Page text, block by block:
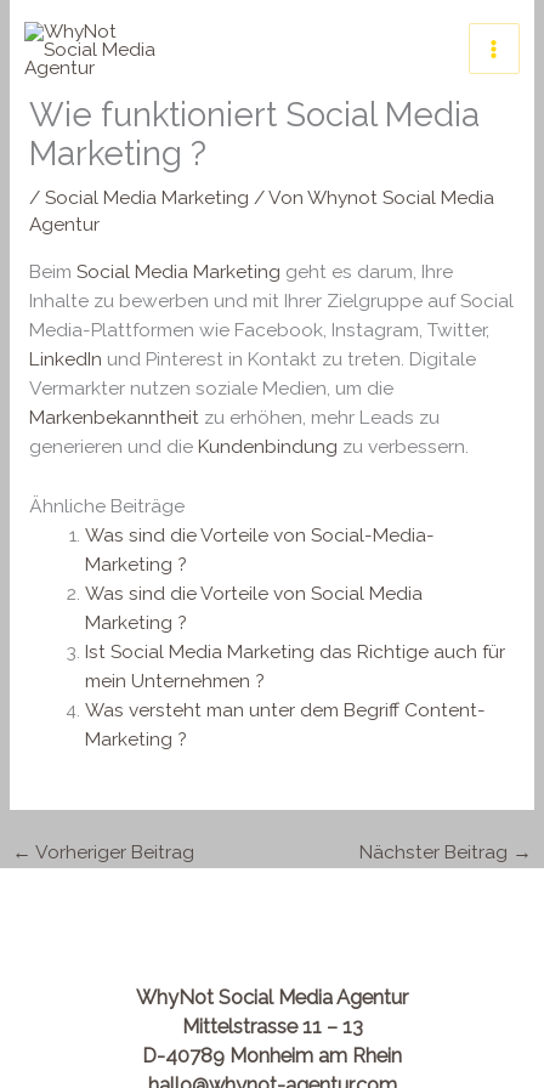
Inhalt
springen
Wie funktioniert Social Media
Marketing ?
/ Social Media Marketing / Von Whynot Social Media
Agentur
Beim Social Media Marketing geht es darum, Ihre
Inhalte zu bewerben und mit Ihrer Zielgruppe auf Social
Media-Plattformen wie Facebook, Instagram, Twitter,
LinkedIn und Pinterest in Kontakt zu treten. Digitale
Vermarkter nutzen soziale Medien, um die
Markenbekanntheit zu erhöhen, mehr Leads zu
generieren und die Kundenbindung zu verbessern.
Ähnliche Beiträge
Was sind die Vorteile von Social-Media-
Marketing ?
Was sind die Vorteile von Social Media
Marketing ?
Ist Social Media Marketing das Richtige auch für
mein Unternehmen ?
Was versteht man unter dem Begriff Content-
Marketing ?
← Vorheriger Beitrag Nächster Beitrag →
WhyNot Social Media Agentur
Mittelstrasse 11 – 13
D-40789 Monheim am Rhein